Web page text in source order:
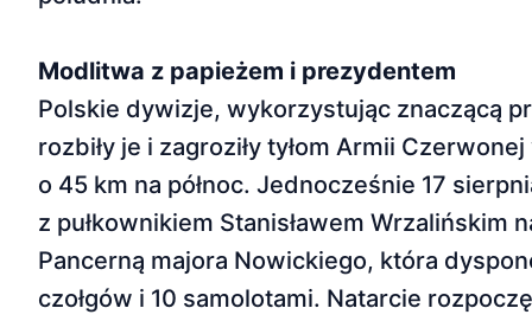
Modlitwa z papieżem i prezydentem
Polskie dywizje, wykorzystując znaczącą
rozbiły je i zagroziły tyłom Armii
o 45 km na północ. Jednocześnie 17
z pułkownikiem Stanisławem Wrzalińskim
Pancerną majora Nowickiego, która
czołgów i 10 samolotami. Natarcie